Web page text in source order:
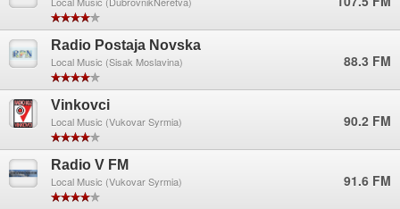
Radio Postaja Novska
88.3 FM
Local Music (Sisak Moslavina)
Vinkovci
90.2 FM
Local Music (Vukovar Syrmia)
Radio V FM
91.6 FM
Local Music (Vukovar Syrmia)